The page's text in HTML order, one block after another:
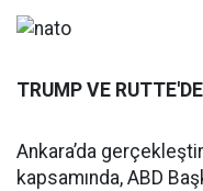
TRUMP VE
Ankara’da
kapsamında, ABD